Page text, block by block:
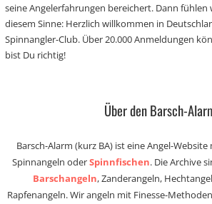
seine Angelerfahrungen bereichert. Dann fühlen
diesem Sinne: Herzlich willkommen in
Spinnangler-Club. Über 20.000 Anmeldungen
bist Du richtig!
Über den Barsch-
Barsch-Alarm (kurz BA) ist eine Angel-
Spinnangeln oderSpinnfischen. Die Archive
Barschangeln, Zanderangeln,
Rapfenangeln. Wir angeln mit Finesse-